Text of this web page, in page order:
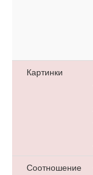
Картинки
Соотношение